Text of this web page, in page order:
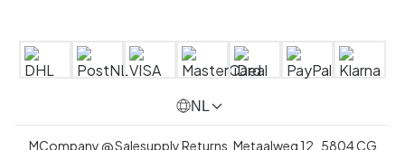
NL
MCompany @ Salesupply Returns, Metaalweg 12 5804 CG